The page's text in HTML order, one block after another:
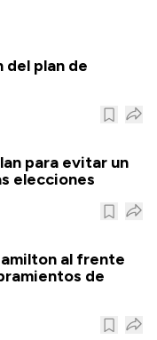
plan de
para evitar un
elecciones
al frente
de